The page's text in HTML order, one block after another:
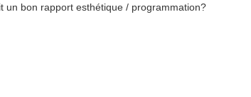
un bon rapport esthétique / programmation?